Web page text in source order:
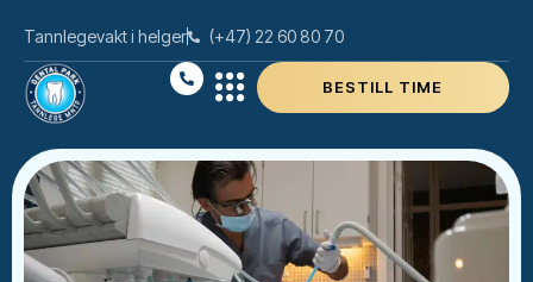
Tannlegevakt i helger (+47) 22 60 80 70
BESTILL TIME